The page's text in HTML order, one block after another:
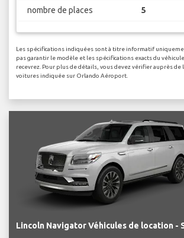
nombre de places 5
Les spécifications indiquées sont à titre informatif
pas garantir le modèle et les spécifications exacts du
recevrez. Pour plus de détails, vous devez vérifier auprès de
voitures indiquée sur Orlando Aéroport.
Lincoln Navigator Véhicules de location -